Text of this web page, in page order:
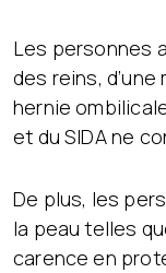
Les personnes
des reins, d’une
hernie
et du SIDA ne
De plus, les
la peau telles
carence en